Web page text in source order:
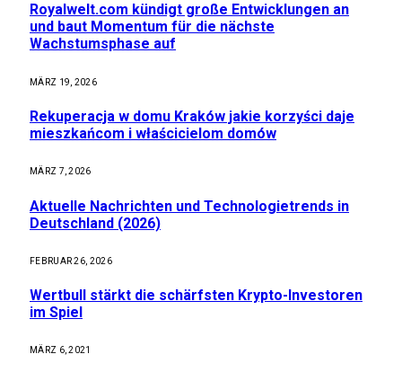
Royalwelt.com kündigt große Entwicklungen an
und baut Momentum für die nächste
Wachstumsphase auf
MÄRZ 19, 2026
Rekuperacja w domu Kraków jakie korzyści daje
mieszkańcom i właścicielom domów
MÄRZ 7, 2026
Aktuelle Nachrichten und Technologietrends in
Deutschland (2026)
FEBRUAR 26, 2026
Wertbull stärkt die schärfsten Krypto-Investoren
im Spiel
MÄRZ 6, 2021